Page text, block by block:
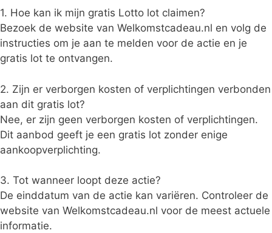
1. Hoe kan ik mijn gratis Lotto lot claimen?
Bezoek de website van Welkomstcadeau.nl en volg de
instructies om je aan te melden voor de actie en je
gratis lot te ontvangen.
2. Zijn er verborgen kosten of verplichtingen verbonden
aan dit gratis lot?
Nee, er zijn geen verborgen kosten of verplichtingen.
Dit aanbod geeft je een gratis lot zonder enige
aankoopverplichting.
3. Tot wanneer loopt deze actie?
De einddatum van de actie kan variëren. Controleer de
website van Welkomstcadeau.nl voor de meest actuele
informatie.